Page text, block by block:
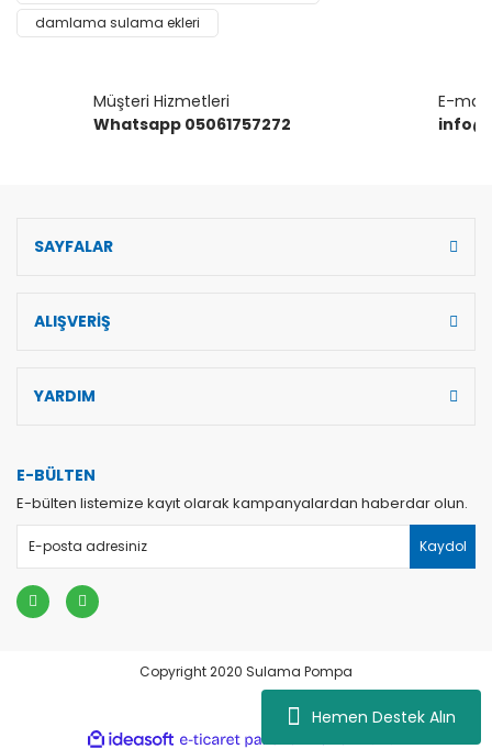
Hemen Destek Alın
Gönder
damlama sulama ekleri
Müşteri Hizmetleri
Whatsapp 05061757272
E-mail
SAYFALAR
ALIŞVERİŞ
YARDIM
E-BÜLTEN
E-bülten listemize kayıt olarak kampanyalardan haberdar olun.
Kaydol
Copyright 2020 Sulama Pompa
ideasoft